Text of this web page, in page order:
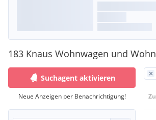
183 Knaus Wohnwagen und
Suchagent aktivieren
Neue Anzeigen per Benachrichtigung!